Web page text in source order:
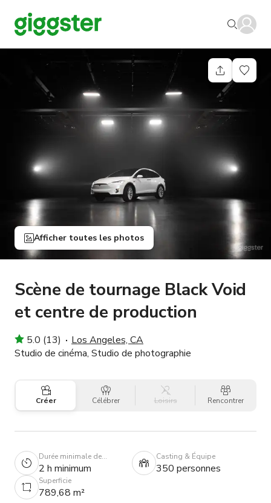
Afficher toutes les photos
Scène de tournage Black Void
et centre de production
5.0 (13)
Los Angeles, CA
Studio de cinéma, Studio de photographie
Créer Célébrer Loisirs Rencontrer
Durée minimale de
réservation
2 h minimum
Casting & Équipe
350 personnes
Superficie
789,68 m²